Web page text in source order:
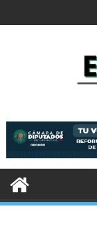
al